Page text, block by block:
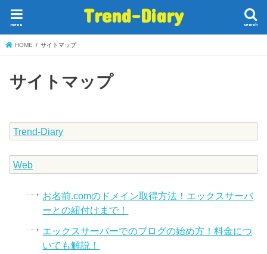
Trend-Diary search
menu
HOME サイトマップ
サイトマップ
Trend-Diary
Web
お名前.comのドメイン取得方法！エックスサーバ
ーとの紐付けまで！
エックスサーバーでのブログの始め方！料金につ
いても解説！